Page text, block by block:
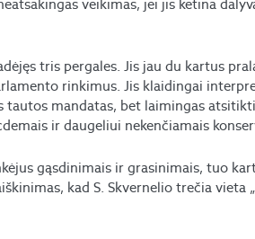
veikimas, jei jis ketina
tris pergales. Jis jau du kartus
rinkimus. Jis klaidingai
mandatas, bet laimingas
ir daugeliui nekenčiamais
gąsdinimais ir grasinimais, tuo
kad S. Skvernelio trečia vieta